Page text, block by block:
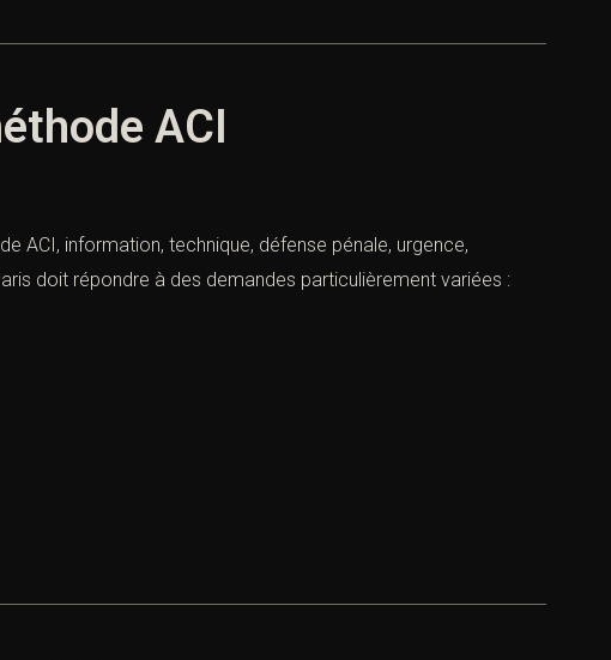
ACI
ACI, information, technique, défense pénale, urgence,
doit répondre à des demandes particulièrement variées :